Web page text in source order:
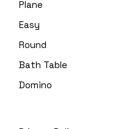
Plane
Easy
Round
Bath Table
Domino